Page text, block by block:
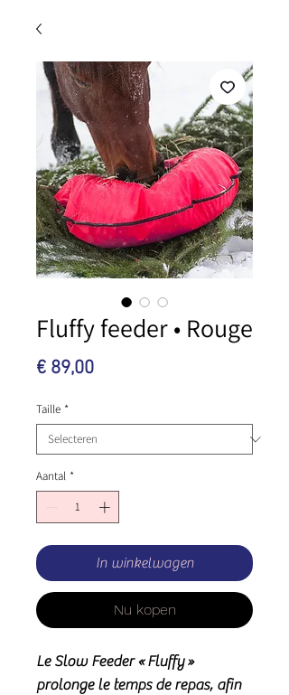
Fluffy feeder • Rouge
€ 89,00Prijs
Taille *
Aantal *
In winkelwagen
Nu kopen
Le Slow Feeder « Fluffy »
prolonge le temps de repas, afin